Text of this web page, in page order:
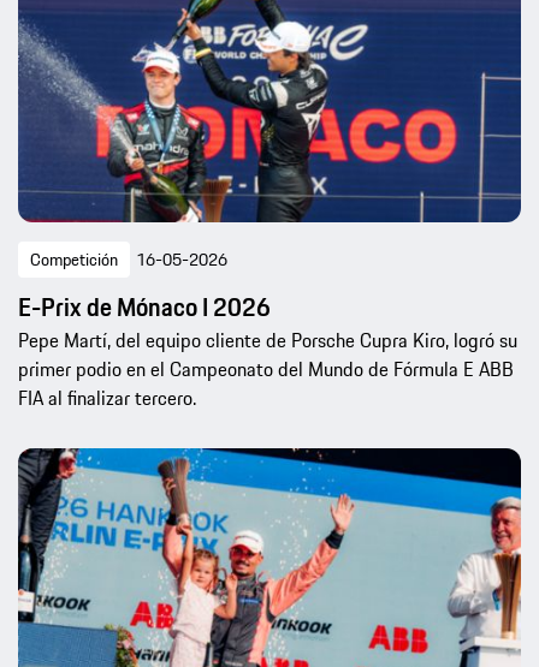
Competición 16-05-2026
E-Prix de Mónaco I 2026
Pepe Martí, del equipo cliente de Porsche Cupra Kiro, logró su
primer podio en el Campeonato del Mundo de Fórmula E ABB
FIA al finalizar tercero.